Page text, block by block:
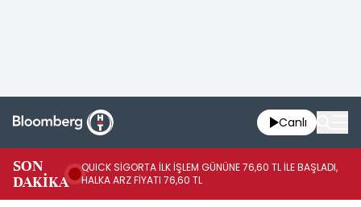
Canlı
SON
DAKİKA
QUICK SİGORTA İLK İŞLEM GÜNÜNE 76,60 TL İLE BAŞLADI,
HALKA ARZ FİYATI 76,60 TL